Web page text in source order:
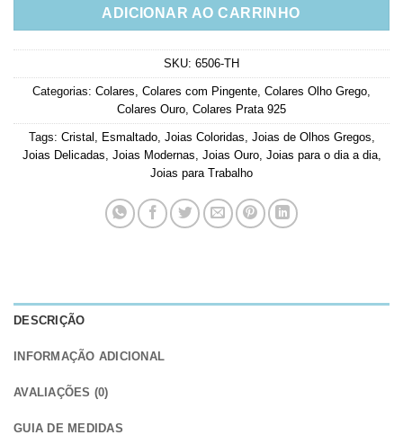
ADICIONAR AO CARRINHO
SKU: 6506-TH
Categorias: Colares, Colares com Pingente, Colares Olho Grego,
Colares Ouro, Colares Prata 925
Tags: Cristal , Esmaltado, Joias Coloridas, Joias de Olhos Gregos,
Joias Delicadas, Joias Modernas, Joias Ouro, Joias para o dia a dia,
Joias para Trabalho
DESCRIÇÃO
INFORMAÇÃO ADICIONAL
AVALIAÇÕES (0)
GUIA DE MEDIDAS